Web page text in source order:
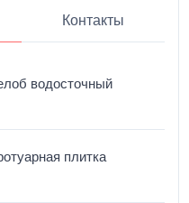
Контакты
водосточный
плитка